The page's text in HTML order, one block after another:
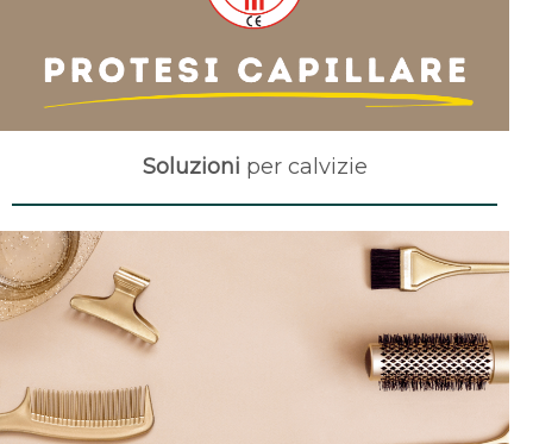
Soluzioni per calvizie